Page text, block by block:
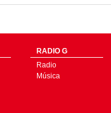
RADIO G
Radio
Música